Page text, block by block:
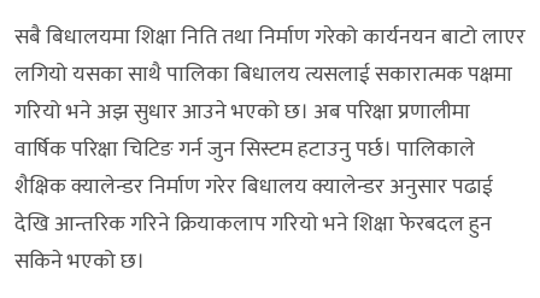
सबै बिधालयमा शिक्षा निति तथा निर्माण गरेको कार्यनयन बाटो लाएर
लगियो यसका साथै पालिका बिधालय त्यसलाई सकारात्मक पक्षमा
गरियो भने अझ सुधार आउने भएको छ। अब परिक्षा प्रणालीमा
वार्षिक परिक्षा चिटिङ गर्न जुन सिस्टम हटाउनु पर्छ। पालिकाले
शैक्षिक क्यालेन्डर निर्माण गरेर बिधालय क्यालेन्डर अनुसार पढाई
देखि आन्तरिक गरिने क्रियाकलाप गरियो भने शिक्षा फेरबदल हुन
सकिने भएको छ।